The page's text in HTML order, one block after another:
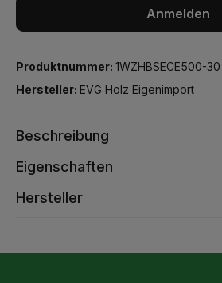
Anmelden
Produktnummer: 1WZHBSECE500-30
Hersteller: EVG Holz Eigenimport
Beschreibung
Eigenschaften
Hersteller